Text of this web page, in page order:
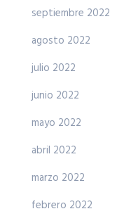
septiembre 2022
agosto 2022
julio 2022
junio 2022
mayo 2022
abril 2022
marzo 2022
febrero 2022